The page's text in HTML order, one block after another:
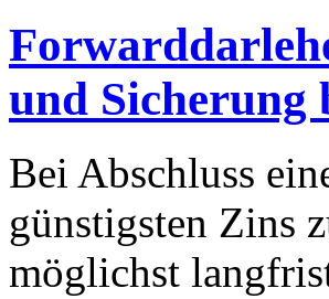
und Sicherung
Bei Abschluss
günstigsten Zins
möglichst